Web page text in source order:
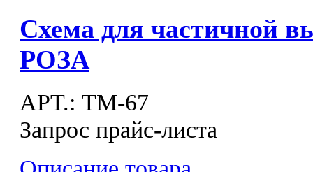
Схема для частичной
РОЗА
APT.: ТМ-67
Запрос прайс-листа